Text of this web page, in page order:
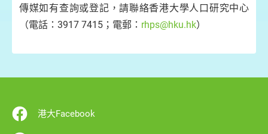
傳媒如有查詢或登記，請聯絡香港大學人口研究中心
（電話：3917 7415；電郵： rhps@hku.hk）
港大Facebook